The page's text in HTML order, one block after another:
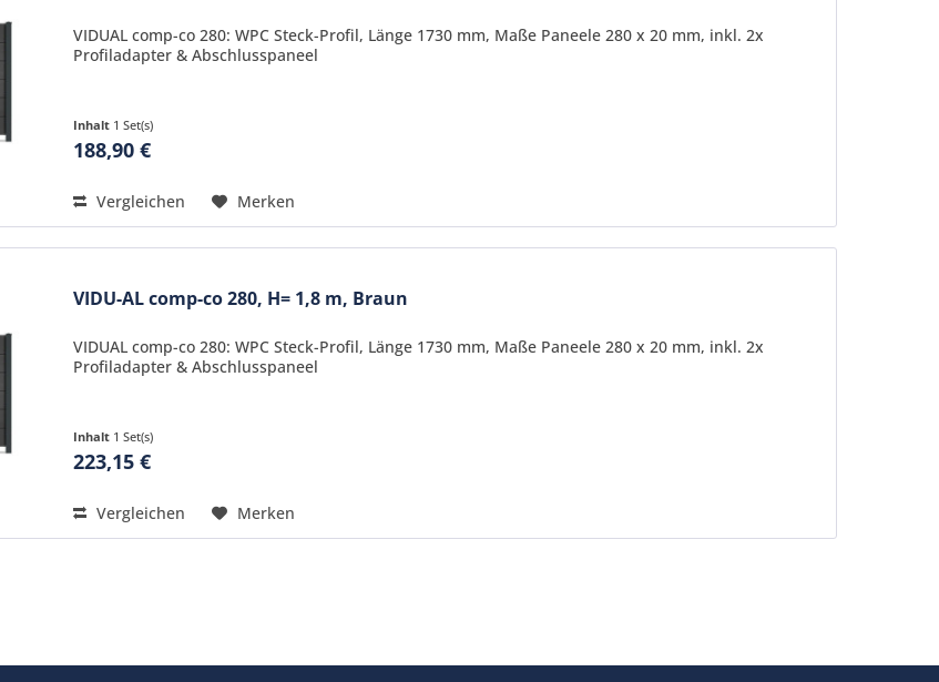
VIDUAL comp-co 280: WPC Steck-Profil, Länge 1730 mm, Maße Paneele 280 x 20 mm, inkl. 2x
Profiladapter & Abschlusspaneel
Inhalt 1 Set(s)
188,90 €
Vergleichen Merken
VIDU-AL comp-co 280, H= 1,8 m, Braun
VIDUAL comp-co 280: WPC Steck-Profil, Länge 1730 mm, Maße Paneele 280 x 20 mm, inkl. 2x
Profiladapter & Abschlusspaneel
Inhalt 1 Set(s)
223,15 €
Vergleichen Merken